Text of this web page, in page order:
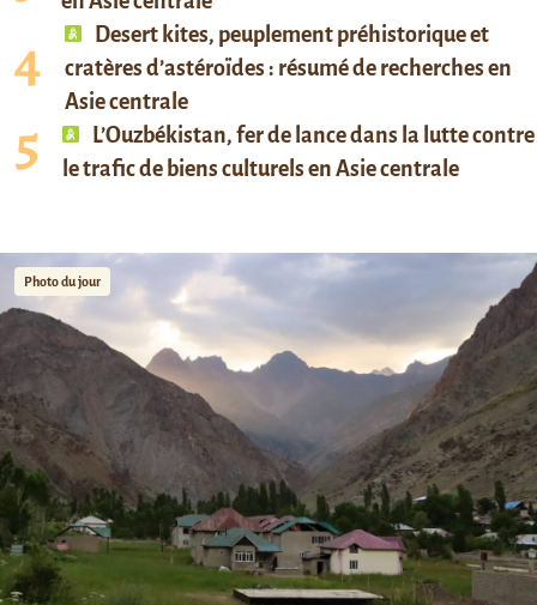
Desert kites, peuplement préhistorique et
cratères d’astéroïdes : résumé de recherches en
Asie centrale
L’Ouzbékistan, fer de lance dans la lutte contre
le trafic de biens culturels en Asie centrale
Photo du jour